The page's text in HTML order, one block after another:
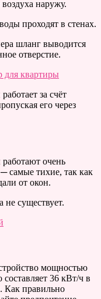
наружу.
проходят в стенах.
шланг выводится
отверстие.
за счёт
его через
очень
самые тихие, так как
от окон.
существует.
мощностью
составляет 36 кВт/ч в
Как правильно